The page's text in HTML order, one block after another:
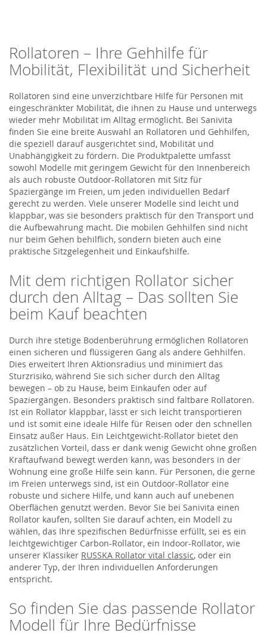
Rollatoren – Ihre Gehhilfe für
Mobilität, Flexibilität und Sicherheit
Rollatoren sind eine unverzichtbare Hilfe für Personen mit
eingeschränkter Mobilität, die ihnen zu Hause und unterwegs
wieder mehr Mobilität im Alltag ermöglicht. Bei Sanivita
finden Sie eine breite Auswahl an Rollatoren und Gehhilfen,
die speziell darauf ausgerichtet sind, Mobilität und
Unabhängigkeit zu fördern. Die Produktpalette umfasst
sowohl Modelle mit geringem Gewicht für den Innenbereich
als auch robuste Outdoor-Rollatoren mit Sitz für
Spaziergänge im Freien, um jeden individuellen Bedarf
gerecht zu werden. Viele unserer Modelle sind leicht und
klappbar, was sie besonders praktisch für den Transport und
die Aufbewahrung macht. Die mobilen Gehhilfen sind nicht
nur beim Gehen behilflich, sondern bieten auch eine
praktische Sitzgelegenheit und Einkaufshilfe.
Mit dem richtigen Rollator sicher
durch den Alltag – Das sollten Sie
beim Kauf beachten
Durch ihre stetige Bodenberührung ermöglichen Rollatoren
einen sicheren und flüssigeren Gang als andere Gehhilfen.
Dies erweitert Ihren Aktionsradius und minimiert das
Sturzrisiko, während Sie sich sicher durch den Alltag
bewegen – ob zu Hause, beim Einkaufen oder auf
Spaziergängen. Besonders praktisch sind faltbare Rollatoren.
Ist ein Rollator klappbar, lässt er sich leicht transportieren
und ist somit eine ideale Hilfe für Reisen oder den schnellen
Einsatz außer Haus. Ein Leichtgewicht-Rollator bietet den
zusätzlichen Vorteil, dass er dank wenig Gewicht ohne großen
Kraftaufwand bewegt werden kann, was besonders in der
Wohnung eine große Hilfe sein kann. Für Personen, die gerne
im Freien unterwegs sind, ist ein Outdoor-Rollator eine
robuste und sichere Hilfe, und kann auch auf unebenen
Oberflächen genutzt werden. Bevor Sie bei Sanivita einen
Rollator kaufen, sollten Sie darauf achten, ein Modell zu
wählen, das Ihre spezifischen Bedürfnisse erfüllt, sei es ein
leichtgewichtiger Carbon-Rollator, ein Indoor-Rollator, wie
unserer Klassiker RUSSKA Rollator vital classic, oder ein
anderer Typ, der Ihren individuellen Anforderungen
entspricht.
So finden Sie das passende Rollator
Modell für Ihre Bedürfnisse